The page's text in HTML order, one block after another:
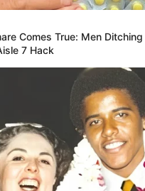
nyugdíjas számára
jelenthet ebben a
Comes True: Men
7 Hack